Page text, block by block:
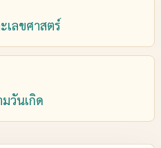
ลขศาสตร์
วันเกิด